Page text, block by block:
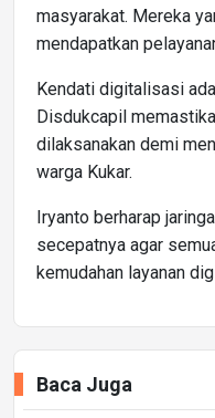
masyarakat. Mereka
mendapatkan
Kendati digitalisasi
Disdukcapil
dilaksanakan demi
warga Kukar.
Iryanto berharap
secepatnya agar
kemudahan layanan
Baca Juga